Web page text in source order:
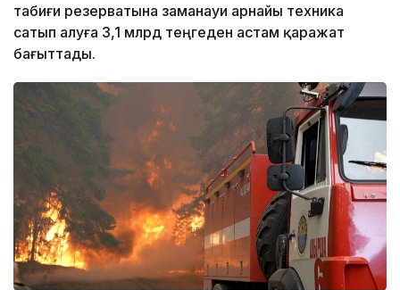
табиғи резерватына заманауи арнайы техника
сатып алуға 3,1 млрд теңгеден астам қаражат
бағыттады.